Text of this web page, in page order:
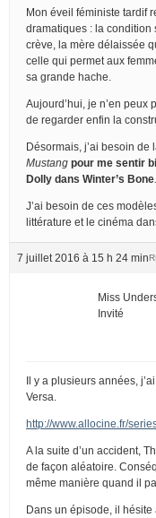
Mon éveil féministe tardif
dramatiques : la condition
crève, la mère délaissée
celle qui permet aux
sa grande hache.
Aujourd’hui, je n’en peux
de regarder enfin la
Désormais, j’ai besoin
Mustang pour me sentir
Dolly dans Winter’s Bone
J’ai besoin de ces
littérature et le cinéma
7 juillet 2016 à 15 h 24 min
Miss
Invité
Il y a plusieurs années,
Versa.
http://www.allocine.fr/
A la suite d’un accident,
de façon aléatoire.
même manière quand il
Dans un épisode, il hésite